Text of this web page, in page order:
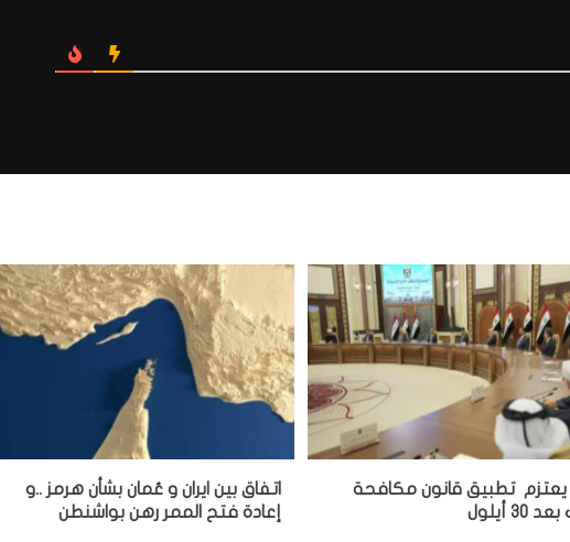
يعتزم تطبيق قانون مكافحة
30 أيلول
اتفاق بين ايران و عُمان بشأن هرمز ..و
إعادة فتح الممر رهن بواشنطن